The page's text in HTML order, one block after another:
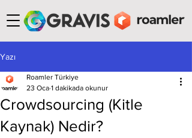
Yazı
Crowdsourcing (Kitle
Kaynak) Nedir?
Roamler Türkiye
23 Oca 1 dakikada okunur